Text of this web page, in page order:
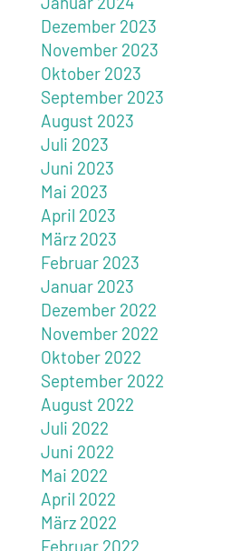
Dezember 2023
November 2023
Oktober 2023
September 2023
August 2023
Juli 2023
Juni 2023
Mai 2023
April 2023
März 2023
Februar 2023
Januar 2023
Dezember 2022
November 2022
Oktober 2022
September 2022
August 2022
Juli 2022
Juni 2022
Mai 2022
April 2022
März 2022
Februar 2022